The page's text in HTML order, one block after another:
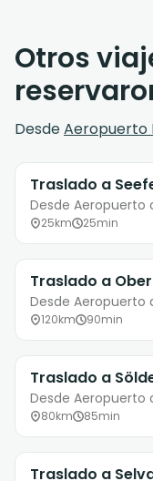
Otros
DesdeAeropuerto
Traslado a
Desde Aeropuerto
25km 25min
Traslado a
Desde Aeropuerto
120km 90min
Traslado a
Desde Aeropuerto
80km 85min
Traslado a